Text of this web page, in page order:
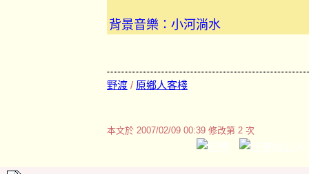
背景音樂：小河淌水
野渡 / 原鄉人客棧
本文於 2007/02/09 00:39 修改第 2 次